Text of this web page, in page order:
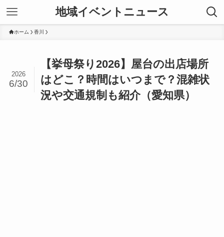
地域イベントニュース
ホーム 香川
【挙母祭り2026】屋台の出店場所
はどこ？時間はいつまで？混雑状
況や交通規制も紹介（愛知県）
2026
6/30